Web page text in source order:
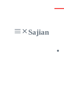
Sajian